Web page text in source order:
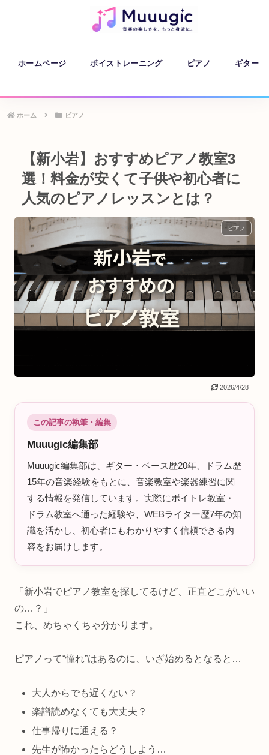
ホームページ ボイストレーニング ピアノ ギター
ホーム ピアノ
【新小岩】おすすめピアノ教室3
選！料金が安くて子供や初心者に
人気のピアノレッスンとは？
ピアノ
2026/4/28
この記事の執筆・編集
Muuugic編集部
Muuugic編集部は、ギター・ベース歴20年、ドラム歴
15年の音楽経験をもとに、音楽教室や楽器練習に関
する情報を発信しています。実際にボイトレ教室・
ドラム教室へ通った経験や、WEBライター歴7年の知
識を活かし、初心者にもわかりやすく信頼できる内
容をお届けします。
「新小岩でピアノ教室を探してるけど、正直どこがいい
の…？」
これ、めちゃくちゃ分かります。
ピアノって“憧れ”はあるのに、いざ始めるとなると…
大人からでも遅くない？
楽譜読めなくても大丈夫？
仕事帰りに通える？
先生が怖かったらどうしよう…